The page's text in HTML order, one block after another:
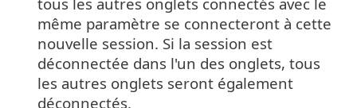
même paramètre se connecteront à cette
nouvelle session. Si la session est
déconnectée dans l'un des onglets, tous
les autres onglets seront également
déconnectés.